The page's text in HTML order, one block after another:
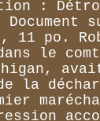
:
po.
le
de la